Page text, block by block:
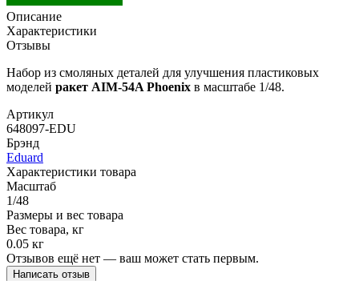
Описание
Характеристики
Отзывы
Набор из смоляных деталей для улучшения пластиковых
моделей ракет AIM-54A Phoenix в масштабе 1/48.
Артикул
648097-EDU
Брэнд
Eduard
Характеристики товара
Масштаб
1/48
Размеры и вес товара
Вес товара, кг
0.05 кг
Отзывов ещё нет — ваш может стать первым.
Написать отзыв